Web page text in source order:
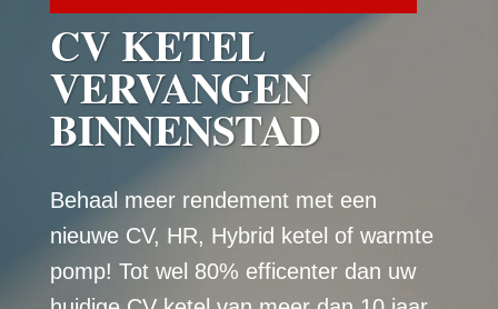
CV KETEL
VERVANGEN
BINNENSTAD
Behaal meer rendement met een
nieuwe CV, HR, Hybrid ketel of warmte
pomp! Tot wel 80% efficenter dan uw